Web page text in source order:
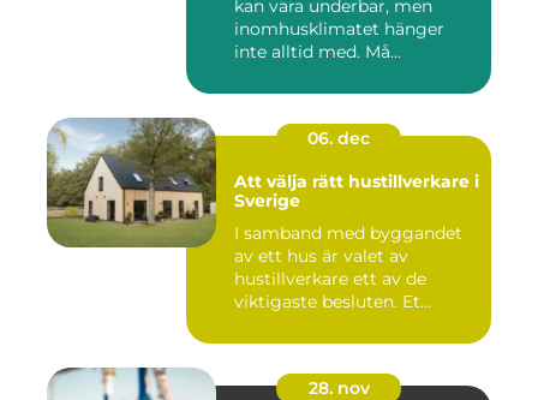
kan vara underbar, men
inomhusklimatet hänger
inte alltid med. Må...
06. dec
Att välja rätt hustillverkare i
Sverige
I samband med byggandet
av ett hus är valet av
hustillverkare ett av de
viktigaste besluten. Et...
28. nov